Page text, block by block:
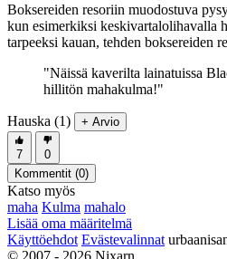
Boksereiden resoriin muodostuva
kun esimerkiksi keskivartalolihavalla
tarpeeksi kauan, tehden boksereiden
"Näissä kaverilta lainatuissa
hillitön mahakulma!"
Hauska (1) + Arvio
7
0
Kommentit (0)
Katso myös
maha Kulma mahalo
Lisää oma määritelmä
Käyttöehdot Evästevalinnat
© 2007 - 2026 Nixarn